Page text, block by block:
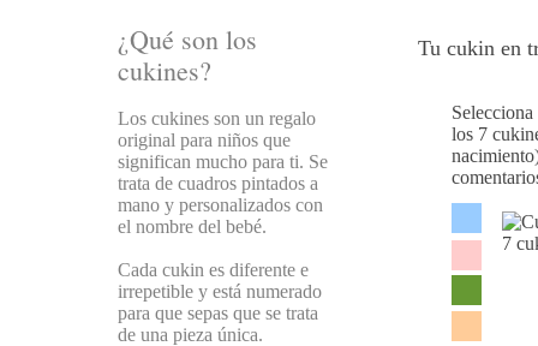
¿Qué son los
cukines?
Los cukines son un regalo
original para niños que
significan mucho para ti. Se
trata de cuadros pintados a
mano y personalizados con
el nombre del bebé.
Cada cukin es diferente e
irrepetible y está numerado
para que sepas que se trata
de una pieza única.
los 7
Tu cukin en